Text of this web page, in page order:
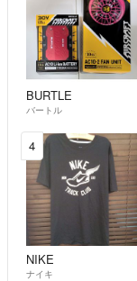
BURTLE
バートル
4
NIKE
ナイキ